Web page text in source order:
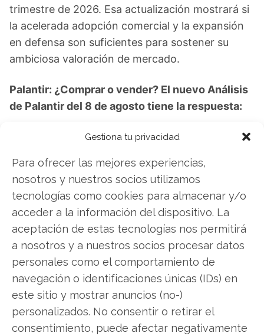
Gestiona tu privacidad
Para ofrecer las mejores experiencias,
nosotros y nuestros socios utilizamos
tecnologías como cookies para almacenar y/o
acceder a la información del dispositivo. La
aceptación de estas tecnologías nos permitirá
a nosotros y a nuestros socios procesar datos
personales como el comportamiento de
navegación o identificaciones únicas (IDs) en
este sitio y mostrar anuncios (no-)
personalizados. No consentir o retirar el
consentimiento, puede afectar negativamente
trimestre de 2026. Esa actualización mostrará si
la acelerada adopción comercial y la expansión
en defensa son suficientes para sostener su
ambiciosa valoración de mercado.
Palantir: ¿Comprar o vender? El nuevo Análisis
de Palantir del 8 de agosto tiene la respuesta:
Los últimos resultados de Palantir son
los inversores de Palantir. ¿Merece la pena
invertir o es momento de vender? En el Análisis
gratuito actual del 8 de agosto descubrirá
exactamente qué hacer.
Palantir: ¿Comprar o vender?¡Lee más aquí!
Palantir